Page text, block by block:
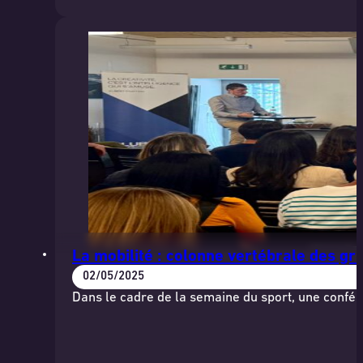
La mobilité : colonne vertébrale des
02/05/2025
Dans le cadre de la semaine du sport, une